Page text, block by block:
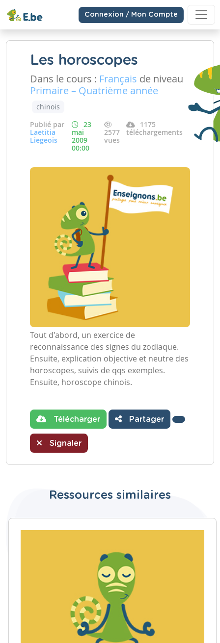
Connexion / Mon Compte
Les horoscopes
Dans le cours : Français de niveau
Primaire – Quatrième année
chinois
Publié par
Laetitia
Liegeois
23
mai
2009
00:00
2577
vues
1175
téléchargements
Tout d'abord, un exercice de
reconnaissance des signes du zodiaque.
Ensuite, explication objective et neutre des
horoscopes, suivis de qqs exemples.
Ensuite, horoscope chinois.
Télécharger Partager
Signaler
Ressources similaires